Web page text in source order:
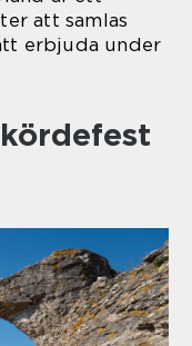
att samlas
erbjuda under